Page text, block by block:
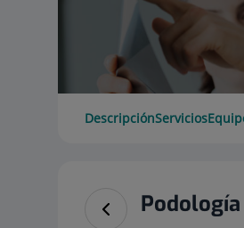
DescripciónServicios
Podología